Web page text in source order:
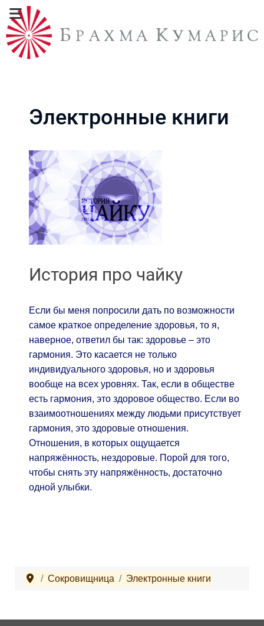
Электронные книги
История про чайку
Если бы меня попросили дать по возможности
самое краткое определение здоровья, то я,
наверное, ответил бы так: здоровье – это
гармония. Это касается не только
индивидуального здоровья, но и здоровья
вообще на всех уровнях. Так, если в обществе
есть гармония, это здоровое общество. Если во
взаимоотношениях между людьми присутствует
гармония, это здоровые отношения.
Отношения, в которых ощущается
напряжённость, нездоровые. Порой для того,
чтобы снять эту напряжённость, достаточно
одной улыбки.
Сокровищница Электронные книги